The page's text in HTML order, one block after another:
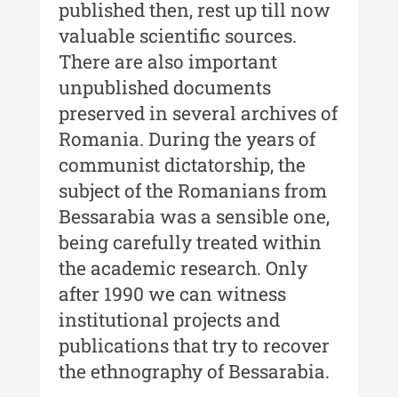
Buletinul Centrului de Cercetare
și Conservare-Restaurare a
Patrimoniului - 2021
Buletinul Centrului de Cercetare
și Conservare-Restaurare a
Patrimoniului - 2020
Buletinul Centrului de Cercetare
și Conservare-Restaurare a
Patrimoniului - 2019
Indexul Complet
MediCult - Revista de mediere
culturală
MediCult - Revista de mediere
culturală IV (2025)
published then, rest up till now
valuable scientific sources.
There are also important
unpublished documents
preserved in several archives of
Romania. During the years of
communist dictatorship, the
subject of the Romanians from
Bessarabia was a sensible one,
being carefully treated within
the academic research. Only
after 1990 we can witness
institutional projects and
publications that try to recover
the ethnography of Bessarabia.